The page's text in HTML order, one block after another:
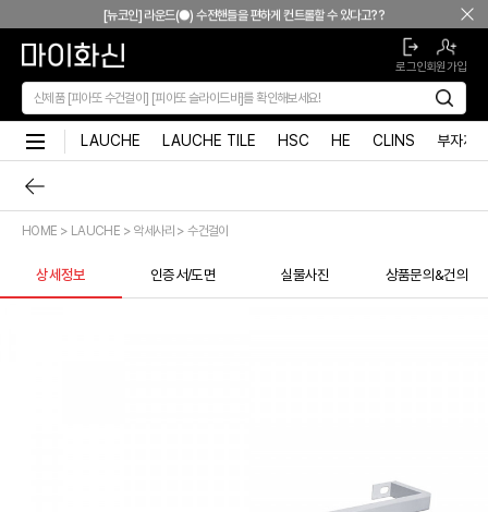
본문 바로가기[뉴코인] 라운드(●) 수전핸들을 편하게 컨트롤할 수 있다고??
[뉴코인청소건] 허리 굽히지 마세요! 변기 뒤로 숨기지도 마세요!
[뉴코인슬라이드바] 존재감을 확! 숨기는 350mm의 미니멀리즘
[모노플러스] 시공후에 알게되는 만족감! 프레임리스 휴지걸이
[뉴피오] '아래로' 향하는 넓은 폭포수
[신상품] 더욱 완벽해진 '뉴피오'
[뉴코인] 라운드(●) 수전핸들을 편하게 컨트롤할 수 있다고??
[뉴코인청소건] 허리 굽히지 마세요! 변기 뒤로 숨기지도 마세요!
로그인회원가입
LAUCHE LAUCHE TILE HSC HE CLINS 부자재
HOME > LAUCHE > 악세사리 > 수건걸이
상세정보 인증서/도면 실물사진 상품문의&건의